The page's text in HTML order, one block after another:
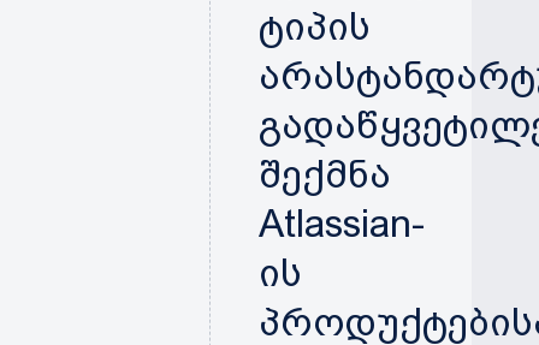
ტიპის
შექმნა
Atlassian-
ის